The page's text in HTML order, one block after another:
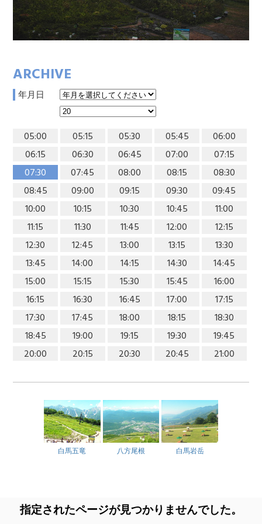
ARCHIVE
年月日
05:00 05:15 05:30 05:45
06:00
06:15
06:30 06:45 07:00
07:15
07:30
07:45 08:00 08:15
08:30
08:45
09:00 09:15 09:30
09:45
10:00
10:15 10:30 10:45
11:00
11:15
11:30 11:45 12:00
12:15
12:30
12:45 13:00 13:15
13:30
13:45
14:00 14:15 14:30
14:45
15:00
15:15 15:30 15:45
16:00
16:15
16:30 16:45 17:00
17:15
17:30
17:45 18:00 18:15
18:30
18:45
19:00 19:15 19:30
19:45
20:00
20:15 20:30 20:45 21:00
白馬五竜 八方尾根 白馬岩岳